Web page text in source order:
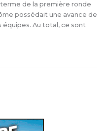
de la première ronde
possédait une avance de
équipes. Au total, ce sont